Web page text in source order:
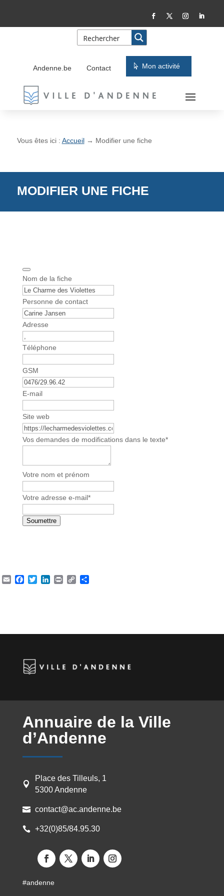
Content
la
Andenne.be Contact Mon activité
Vous êtes ici : Accueil→ Modifier une fiche
MODIFIER UNE FICHE
Y
o
u
r
W
b
i
t
e
Nom de la fiche
Personne de contact
Adresse
Téléphone
GSM
E-mail
Site web
Vos demandes de modifications dans le texte*
Votre nom et prénom
Votre adresse e-mail*
Soumettre
EmailFacebook
TwitterLinkedIn
Print Copy
Annuaire de la Ville
d’Andenne

Place des Tilleuls, 1
5300 Andenne
 contact@ac.andenne.be
 +32(0)85/84.95.30
#andenne